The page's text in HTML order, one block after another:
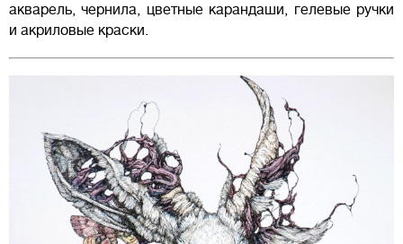
акварель, чернила, цветные карандаши, гелевые ручки
и акриловые краски.